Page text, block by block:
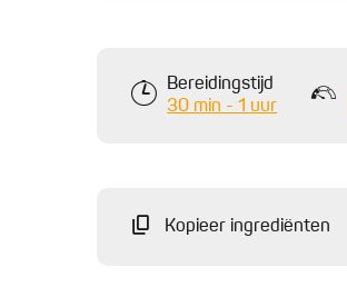
Bereidingstijd
30 min - 1 uur
Kopieer ingrediënten